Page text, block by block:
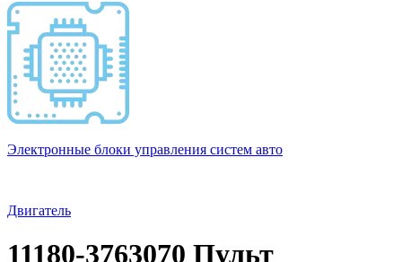
Электронные блоки управления систем авто
Двигатель
11180-3763070 Пульт